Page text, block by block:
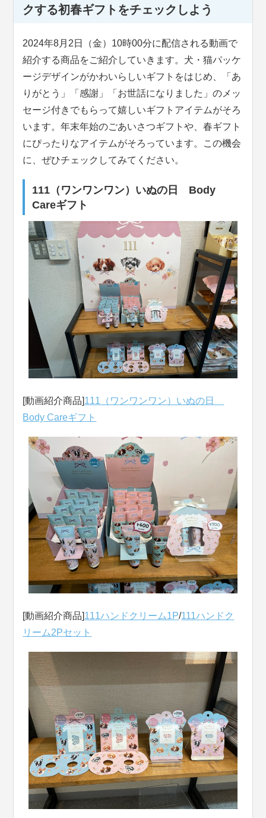
クする初春ギフトをチェックしよう
2024年8月2日（金）10時00分に配信される動画で
紹介する商品をご紹介していきます。犬・猫パッケ
ージデザインがかわいらしいギフトをはじめ、「あ
りがとう」「感謝」「お世話になりました」のメッ
セージ付きでもらって嬉しいギフトアイテムがそろ
います。年末年始のごあいさつギフトや、春ギフト
にぴったりなアイテムがそろっています。この機会
に、ぜひチェックしてみてください。
111（ワンワンワン）いぬの日 Body
Careギフト
[動画紹介商品]111（ワンワンワン）いぬの日
Body Careギフト
[動画紹介商品]111ハンドクリーム1P/111ハンドク
リーム2Pセット